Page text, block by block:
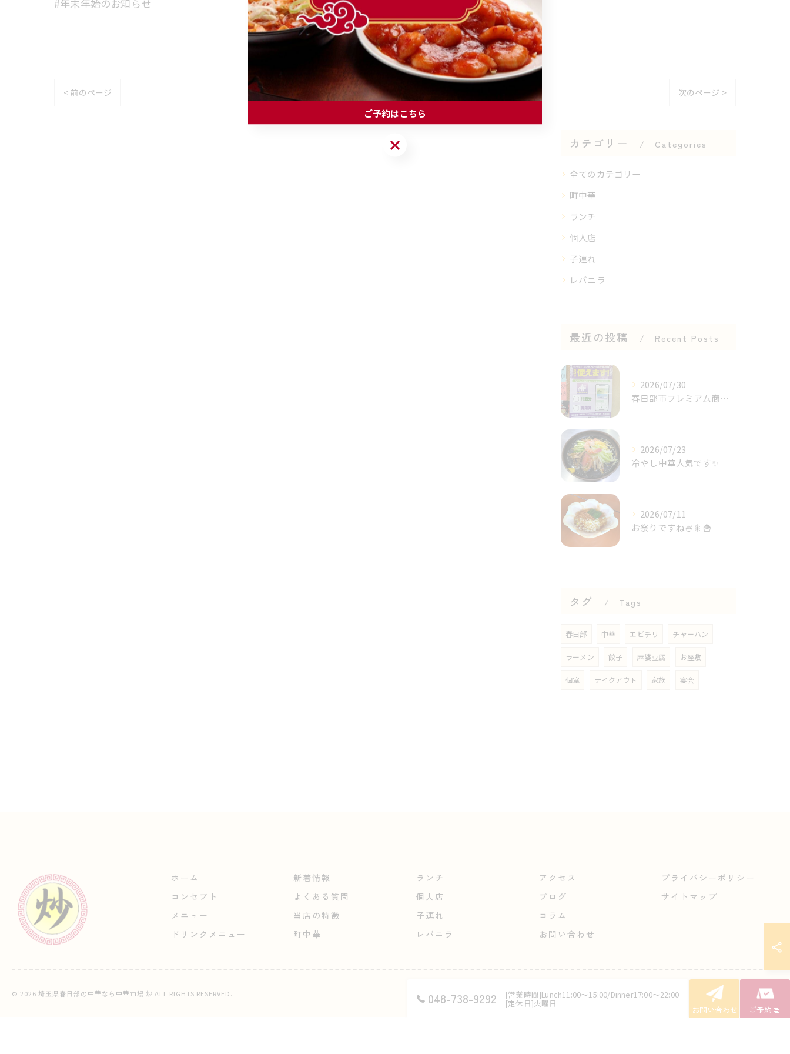
#年末年始のお知らせ
< 前のページ 一覧に戻る 次のページ >
カテゴリー Categories
全てのカテゴリー
町中華
ランチ
個人店
子連れ
レバニラ
最近の投稿 Recent Posts
2026/07/30
春日部市プレミアム商品券✨⁡
2026/07/23
冷やし中華人気です✨⁡
2026/07/11
お祭りですね🍧🎇🍟⁡
タグ Tags
春日部 中華 エビチリ チャーハン
ラーメン 餃子 麻婆豆腐 お座敷
個室 テイクアウト 家族 宴会
048-738-9292 [営業時間]Lunch11:00～15:00/Dinner17:00～22:00
[定休日]火曜日
お問い合わせ ご予約
ホーム
コンセプト
メニュー
ドリンクメニュー
新着情報
よくある質問
当店の特徴
町中華
ランチ
個人店
子連れ
レバニラ
アクセス
ブログ
コラム
お問い合わせ
プライバシーポリシー
サイトマップ
© 2026 埼玉県春日部の中華なら中華市場 炒 ALL RIGHTS RESERVED.
ご予約はこちら
ご予約はこちら